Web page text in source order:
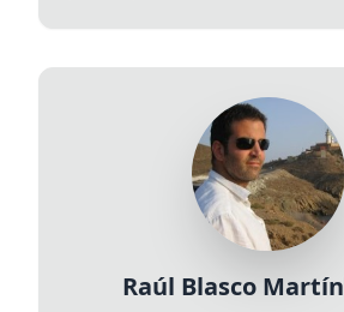
Raúl Blasco Martín